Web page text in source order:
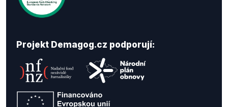
Projekt Demagog.cz podporují: